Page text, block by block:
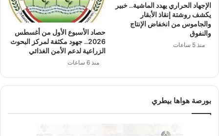
الإجهاد الحراري يهدد الماشية.. خبير
يكشف روشتة إنقاذ الأبقار
والجاموس من انخفاض الإنتاج
والنفوق
منذ 5 ساعات
حصاد الأسبوع الأول من أغسطس
2026.. جهود مكثفة لمركز البحوث
الزراعية لدعم الأمن الغذائي
منذ 6 ساعات
بورصة هواها بيطري